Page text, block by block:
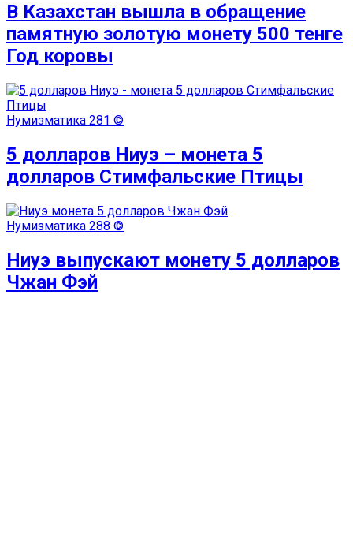
В Казахстан вышла в обращение
памятную золотую монету 500 тенге
Год коровы
Нумизматика 281 ©
5 долларов Ниуэ – монета 5
долларов Стимфальские Птицы
Нумизматика 288 ©
Ниуэ выпускают монету 5 долларов
Чжан Фэй